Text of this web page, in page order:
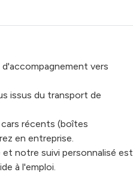
vers
issus du transport de
récents (boîtes
en entreprise.
notre suivi personnalisé est
à l'emploi.